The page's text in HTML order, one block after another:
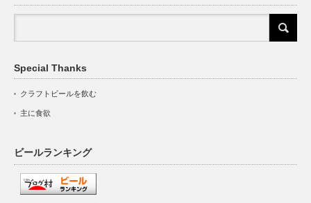
Special Thanks
クラフトビールを飲む
主に食欲
ビールランキング